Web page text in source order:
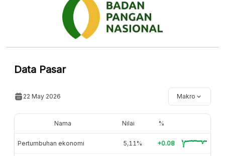
Data Pasar
22 May 2026 Makro
Nama Nilai %
Pertumbuhan ekonomi 5,11% +0.08